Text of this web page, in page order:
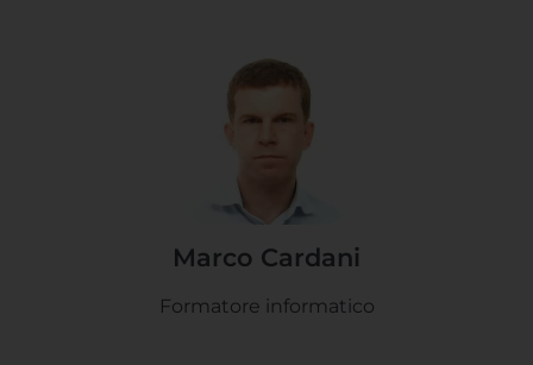
Marco Cardani
Formatore informatico